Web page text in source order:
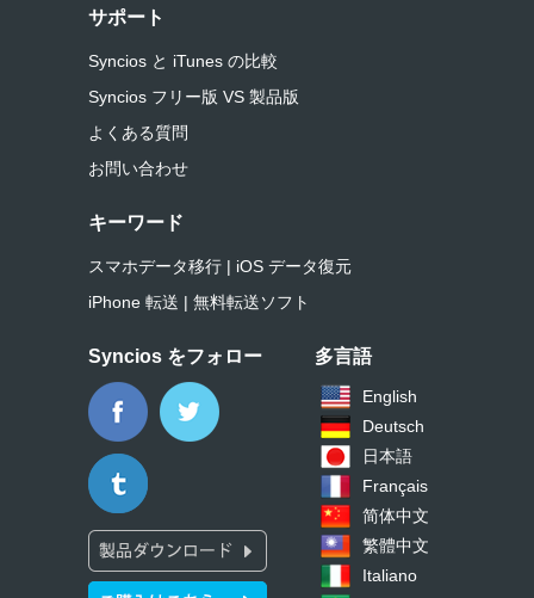
サポート
Syncios と iTunes の比較
Syncios フリー版 VS 製品版
よくある質問
お問い合わせ
キーワード
スマホデータ移行 | iOS データ復元
iPhone 転送 | 無料転送ソフト
Syncios をフォロー 多言語
English
Deutsch
日本語
Français
简体中文
繁體中文
Italiano